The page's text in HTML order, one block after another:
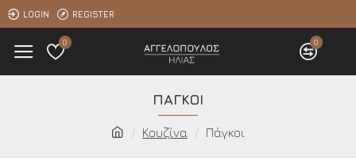
LOGIN REGISTER
0 0
Κουζίνα Πάγκοι
ΠΆΓΚΟΙ